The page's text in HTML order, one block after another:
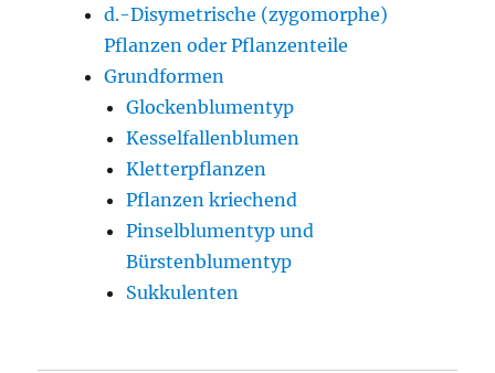
d.-Disymetrische (zygomorphe)
Pflanzen oder Pflanzenteile
Grundformen
Glockenblumentyp
Kesselfallenblumen
Kletterpflanzen
Pflanzen kriechend
Pinselblumentyp und
Bürstenblumentyp
Sukkulenten